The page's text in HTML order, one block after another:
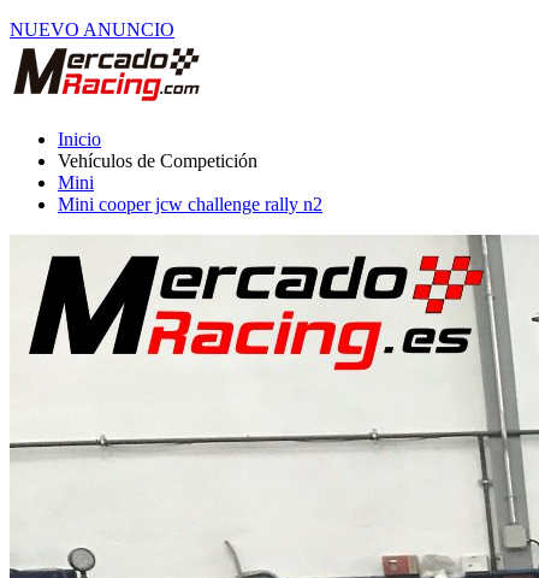
NUEVO ANUNCIO
Inicio
Vehículos de Competición
Mini
Mini cooper jcw challenge rally n2